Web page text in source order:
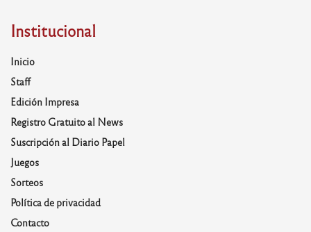
Institucional
Inicio
Staff
Edición Impresa
Registro Gratuito al News
Suscripción al Diario Papel
Juegos
Sorteos
Política de privacidad
Contacto